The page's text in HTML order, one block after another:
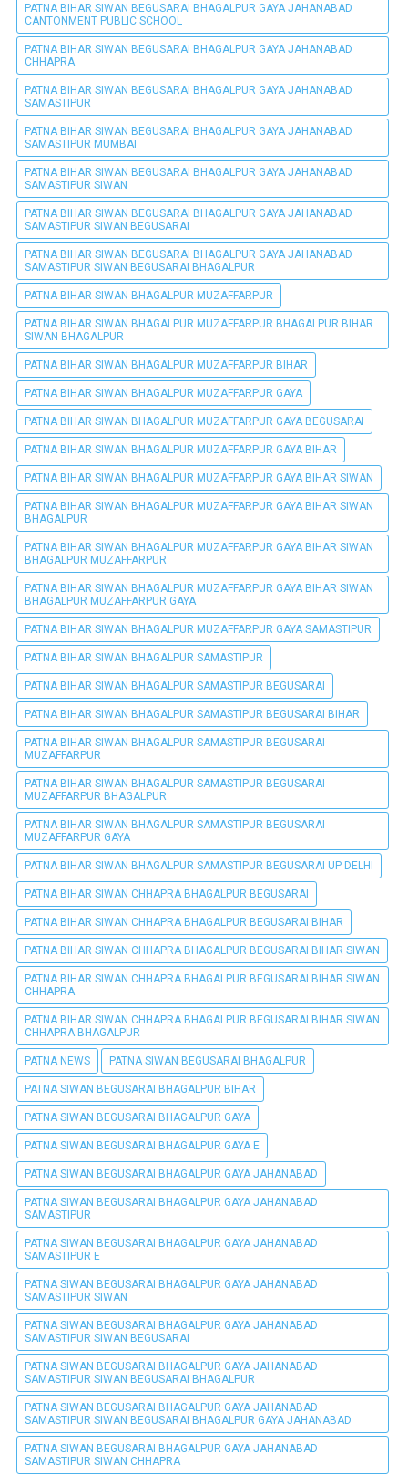
PATNA BIHAR SIWAN BEGUSARAI BHAGALPUR GAYA JAHANABAD
CANTONMENT PUBLIC SCHOOL
PATNA BIHAR SIWAN BEGUSARAI BHAGALPUR GAYA JAHANABAD
CHHAPRA
PATNA BIHAR SIWAN BEGUSARAI BHAGALPUR GAYA JAHANABAD
SAMASTIPUR
PATNA BIHAR SIWAN BEGUSARAI BHAGALPUR GAYA JAHANABAD
SAMASTIPUR MUMBAI
PATNA BIHAR SIWAN BEGUSARAI BHAGALPUR GAYA JAHANABAD
SAMASTIPUR SIWAN
PATNA BIHAR SIWAN BEGUSARAI BHAGALPUR GAYA JAHANABAD
SAMASTIPUR SIWAN BEGUSARAI
PATNA BIHAR SIWAN BEGUSARAI BHAGALPUR GAYA JAHANABAD
SAMASTIPUR SIWAN BEGUSARAI BHAGALPUR
PATNA BIHAR SIWAN BHAGALPUR MUZAFFARPUR
PATNA BIHAR SIWAN BHAGALPUR MUZAFFARPUR BHAGALPUR BIHAR
SIWAN BHAGALPUR
PATNA BIHAR SIWAN BHAGALPUR MUZAFFARPUR BIHAR
PATNA BIHAR SIWAN BHAGALPUR MUZAFFARPUR GAYA
PATNA BIHAR SIWAN BHAGALPUR MUZAFFARPUR GAYA BEGUSARAI
PATNA BIHAR SIWAN BHAGALPUR MUZAFFARPUR GAYA BIHAR
PATNA BIHAR SIWAN BHAGALPUR MUZAFFARPUR GAYA BIHAR SIWAN
PATNA BIHAR SIWAN BHAGALPUR MUZAFFARPUR GAYA BIHAR SIWAN
BHAGALPUR
PATNA BIHAR SIWAN BHAGALPUR MUZAFFARPUR GAYA BIHAR SIWAN
BHAGALPUR MUZAFFARPUR
PATNA BIHAR SIWAN BHAGALPUR MUZAFFARPUR GAYA BIHAR SIWAN
BHAGALPUR MUZAFFARPUR GAYA
PATNA BIHAR SIWAN BHAGALPUR MUZAFFARPUR GAYA SAMASTIPUR
PATNA BIHAR SIWAN BHAGALPUR SAMASTIPUR
PATNA BIHAR SIWAN BHAGALPUR SAMASTIPUR BEGUSARAI
PATNA BIHAR SIWAN BHAGALPUR SAMASTIPUR BEGUSARAI BIHAR
PATNA BIHAR SIWAN BHAGALPUR SAMASTIPUR BEGUSARAI
MUZAFFARPUR
PATNA BIHAR SIWAN BHAGALPUR SAMASTIPUR BEGUSARAI
MUZAFFARPUR BHAGALPUR
PATNA BIHAR SIWAN BHAGALPUR SAMASTIPUR BEGUSARAI
MUZAFFARPUR GAYA
PATNA BIHAR SIWAN BHAGALPUR SAMASTIPUR BEGUSARAI UP DELHI
PATNA BIHAR SIWAN CHHAPRA BHAGALPUR BEGUSARAI
PATNA BIHAR SIWAN CHHAPRA BHAGALPUR BEGUSARAI BIHAR
PATNA BIHAR SIWAN CHHAPRA BHAGALPUR BEGUSARAI BIHAR SIWAN
PATNA BIHAR SIWAN CHHAPRA BHAGALPUR BEGUSARAI BIHAR SIWAN
CHHAPRA
PATNA BIHAR SIWAN CHHAPRA BHAGALPUR BEGUSARAI BIHAR SIWAN
CHHAPRA BHAGALPUR
PATNA NEWS PATNA SIWAN BEGUSARAI BHAGALPUR
PATNA SIWAN BEGUSARAI BHAGALPUR BIHAR
PATNA SIWAN BEGUSARAI BHAGALPUR GAYA
PATNA SIWAN BEGUSARAI BHAGALPUR GAYA E
PATNA SIWAN BEGUSARAI BHAGALPUR GAYA JAHANABAD
PATNA SIWAN BEGUSARAI BHAGALPUR GAYA JAHANABAD
SAMASTIPUR
PATNA SIWAN BEGUSARAI BHAGALPUR GAYA JAHANABAD
SAMASTIPUR E
PATNA SIWAN BEGUSARAI BHAGALPUR GAYA JAHANABAD
SAMASTIPUR SIWAN
PATNA SIWAN BEGUSARAI BHAGALPUR GAYA JAHANABAD
SAMASTIPUR SIWAN BEGUSARAI
PATNA SIWAN BEGUSARAI BHAGALPUR GAYA JAHANABAD
SAMASTIPUR SIWAN BEGUSARAI BHAGALPUR
PATNA SIWAN BEGUSARAI BHAGALPUR GAYA JAHANABAD
SAMASTIPUR SIWAN BEGUSARAI BHAGALPUR GAYA JAHANABAD
PATNA SIWAN BEGUSARAI BHAGALPUR GAYA JAHANABAD
SAMASTIPUR SIWAN CHHAPRA